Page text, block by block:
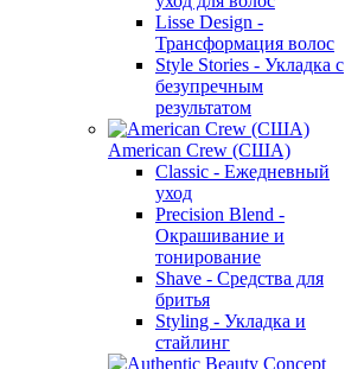
Lisse Design -
Трансформация волос
Style Stories - Укладка с
безупречным
результатом
American Crew (США)
Classic - Ежедневный
уход
Precision Blend -
Окрашивание и
тонирование
Shave - Средства для
бритья
Styling - Укладка и
стайлинг